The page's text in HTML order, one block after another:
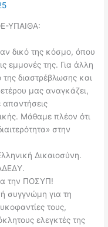
ΥΠΑΙΘΑ:
δικό της κόσμο, όπου
εμμονές της. Για άλλη
διαστρέβλωσης και
μας αναγκάζει,
Μάθαμε πλέον ότι
στην
Δικαιοσύνη.
την ΠΟΣΥΠ!
συγγνώμη για τη
τους,
ελεγκτές της